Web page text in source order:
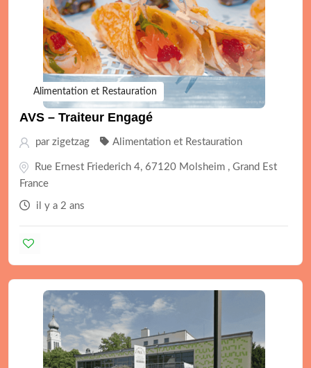
Alimentation et Restauration
AVS – Traiteur Engagé
par zigetzag Alimentation et Restauration
Rue Ernest Friederich 4, 67120 Molsheim , Grand Est
France
il y a 2 ans